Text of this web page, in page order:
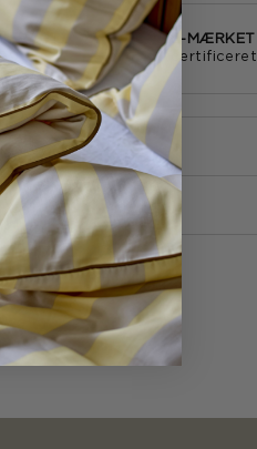
FRAGT
E-MÆRKET
certificeret